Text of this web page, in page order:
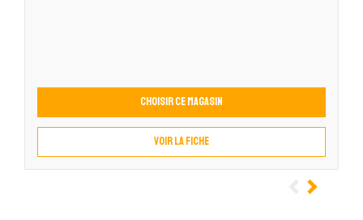
Choisir ce magasin
Voir la fiche